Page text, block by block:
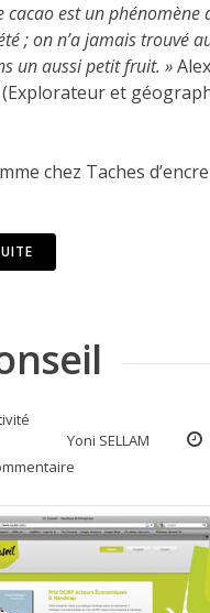
cacao est un phénomène
; on n’a jamais trouvé
un aussi petit fruit. »
et
chez Taches
Yoni SELLAM